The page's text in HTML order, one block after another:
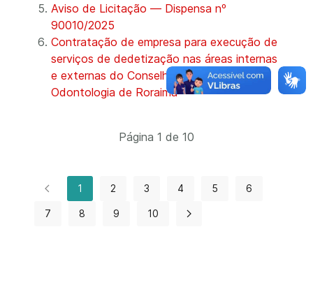
Aviso de Licitação — Dispensa nº
90010/2025
Contratação de empresa para execução de
serviços de dedetização nas áreas internas
e externas do Conselho Regional de
Odontologia de Roraima
Página 1 de 10
1 2 3 4 5 6
7 8 9 10